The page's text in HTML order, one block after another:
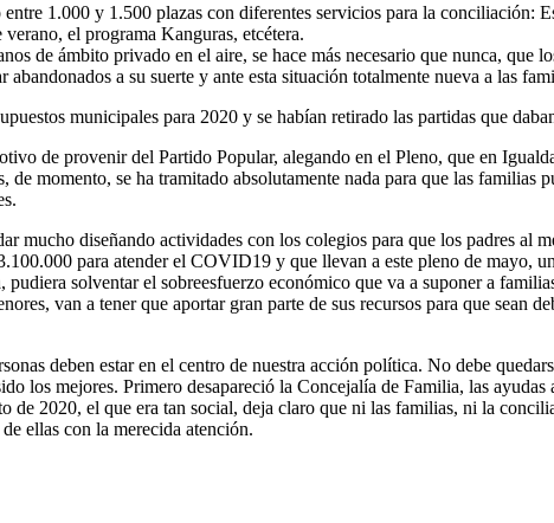
1.000 y 1.500 plazas con diferentes servicios para la conciliación:
el programa Kanguras, etcétera.
de ámbito privado en el aire, se hace más necesario que nunca, que
a su suerte y ante esta situación totalmente nueva a las
municipales para 2020 y se habían retirado las partidas que
de provenir del Partido Popular, alegando en el Pleno, que en
momento, se ha tramitado absolutamente nada para que las familias
mucho diseñando actividades con los colegios para que los padres al
para atender el COVID19 y que llevan a este pleno de mayo,
solventar el sobreesfuerzo económico que va a suponer a
van a tener que aportar gran parte de sus recursos para que sean
deben estar en el centro de nuestra acción política. No debe
los mejores. Primero desapareció la Concejalía de Familia, las
de 2020, el que era tan social, deja claro que ni las familias, ni la
ellas con la merecida atención.